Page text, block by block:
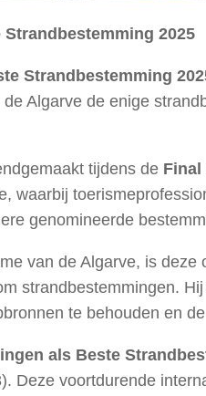
Strandbestemming 2025
Strandbestemming
Algarve de enige
tijdens de Final
waarbij
genomineerde
van de Algarve, is
strandbestemmingen.
te behouden en
als Beste
Deze voortdurende